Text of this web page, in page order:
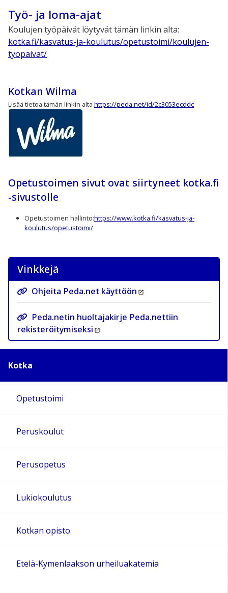
Työ- ja loma-ajat
Koulujen työpäivät löytyvät tämän linkin alta:
kotka.fi/kasvatus-ja-koulutus/opetustoimi/koulujen-
tyopaivat/
Kotkan Wilma
Lisää tietoa tämän linkin alta https://peda.net/id/2c3053ecddc
Opetustoimen sivut ovat siirtyneet kotka.fi
-sivustolle
Opetustoimen hallinto:https://www.kotka.fi/kasvatus-ja-
koulutus/opetustoimi/
Vinkkejä
Ohjeita Peda.net käyttöön
Peda.netin huoltajakirje Peda.nettiin
rekisteröitymiseksi
Kotka
Opetustoimi
Peruskoulut
Perusopetus
Lukiokoulutus
Kotkan opisto
Etelä-Kymenlaakson urheiluakatemia